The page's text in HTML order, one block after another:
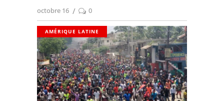
octobre 16 0
AMÉRIQUE LATINE